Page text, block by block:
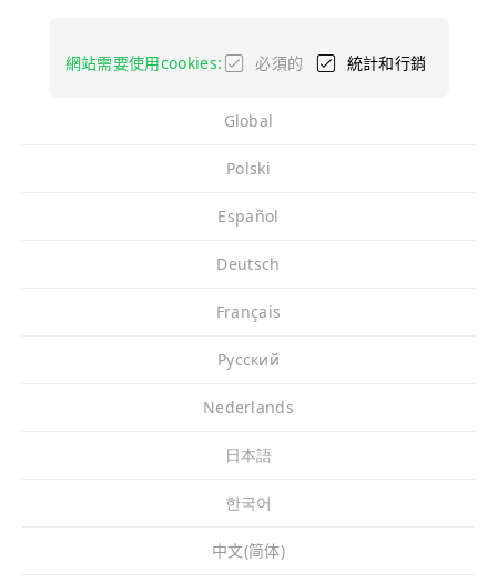
網站需要使用cookies: 必須的 統計和行銷
Global
Polski
Español
Deutsch
Français
Pусский
Nederlands
日本語
한국어
中文(简体)